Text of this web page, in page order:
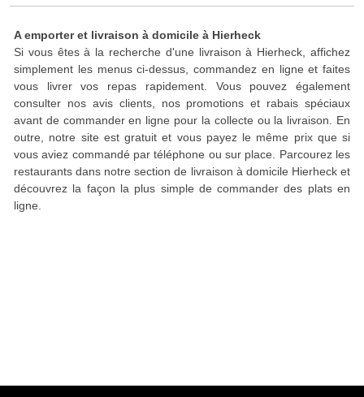
A emporter et livraison à domicile à Hierheck
Si vous êtes à la recherche d'une livraison à Hierheck, affichez
simplement les menus ci-dessus, commandez en ligne et faites
vous livrer vos repas rapidement. Vous pouvez également
consulter nos avis clients, nos promotions et rabais spéciaux
avant de commander en ligne pour la collecte ou la livraison. En
outre, notre site est gratuit et vous payez le même prix que si
vous aviez commandé par téléphone ou sur place. Parcourez les
restaurants dans notre section de livraison à domicile Hierheck et
découvrez la façon la plus simple de commander des plats en
ligne.